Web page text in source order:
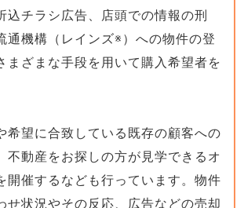
込チラシ広告、店頭での情報の刑
通機構（レインズ※）への物件の登
まざまな手段を用いて購入希望者を
希望に合致している既存の顧客への
不動産をお探しの方が見学できるオ
開催するなども行っています。物件
せ状況やその反応、広告などの売却